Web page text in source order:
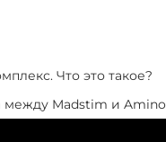
Что это такое?
между Madstim и